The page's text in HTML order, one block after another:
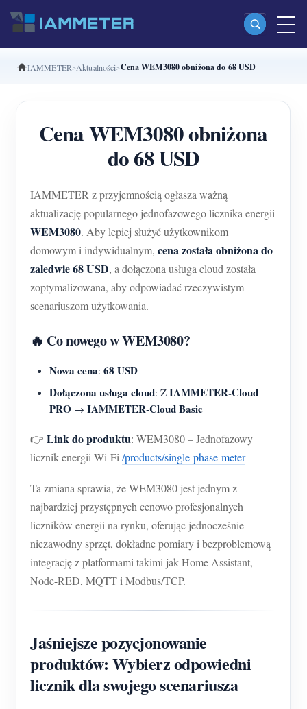
Produkty
Jednofazowy licznik energii Wi-Fi (WEM3080)
Dwufazowy licznik energii Wi-Fi split-phase
(WEM2067)
Trójfazowy licznik energii Wi-Fi (WEM3046T)
Trójfazowy licznik energii Wi-Fi (WEM3050T)
Kontroler mocy WiFi
IAMMETER Cloud Pro
Usługa self-hosting
Ładowarka EV
Symulator IAMMETER
Licznik wirtualny
System prognozowania i symulacji energii
Aplikacje
Monitor zużycia energii elektrycznej
System sterowania grzałką PV
Automatyka domowa
Monitorowanie energii w fabryce
Zasoby
Szybki start produktu
Dokumentacja
Film instruktażowy
FAQ
Aktualności
Blog
Społeczność
Program współtwórców
Centrum współtwórców
Aktywności IAMMETER
Forum
App Store
Eksploruj stronę
Rozwiązania
Kontakt
IAMMETER Aktualności Cena WEM3080 obniżona do 68 USD
Cena WEM3080 obniżona
do 68 USD
IAMMETER z przyjemnością ogłasza ważną
aktualizację popularnego jednofazowego licznika energii
WEM3080. Aby lepiej służyć użytkownikom
domowym i indywidualnym, cena została obniżona do
zaledwie 68 USD, a dołączona usługa cloud została
zoptymalizowana, aby odpowiadać rzeczywistym
scenariuszom użytkowania.
🔥 Co nowego w WEM3080?
Nowa cena: 68 USD
Dołączona usługa cloud: Z IAMMETER-Cloud
PRO → IAMMETER-Cloud Basic
👉 Link do produktu: WEM3080 – Jednofazowy
licznik energii Wi-Fi/products/single-phase-meter
Ta zmiana sprawia, że WEM3080 jest jednym z
najbardziej przystępnych cenowo profesjonalnych
liczników energii na rynku, oferując jednocześnie
niezawodny sprzęt, dokładne pomiary i bezproblemową
integrację z platformami takimi jak Home Assistant,
Node-RED, MQTT i Modbus/TCP.
Jaśniejsze pozycjonowanie
produktów: Wybierz odpowiedni
licznik dla swojego scenariusza